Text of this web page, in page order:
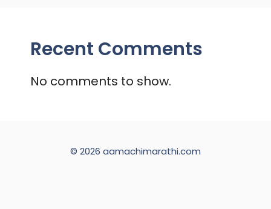
Recent Comments
No comments to show.
© 2026 aamachimarathi.com